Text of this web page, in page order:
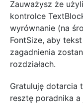
Zauważysz że
kontrolce
wyrównanie (na
FontSize, aby
zagadnienia
rozdziałach.
Gratuluję dotarcia
resztę poradnika